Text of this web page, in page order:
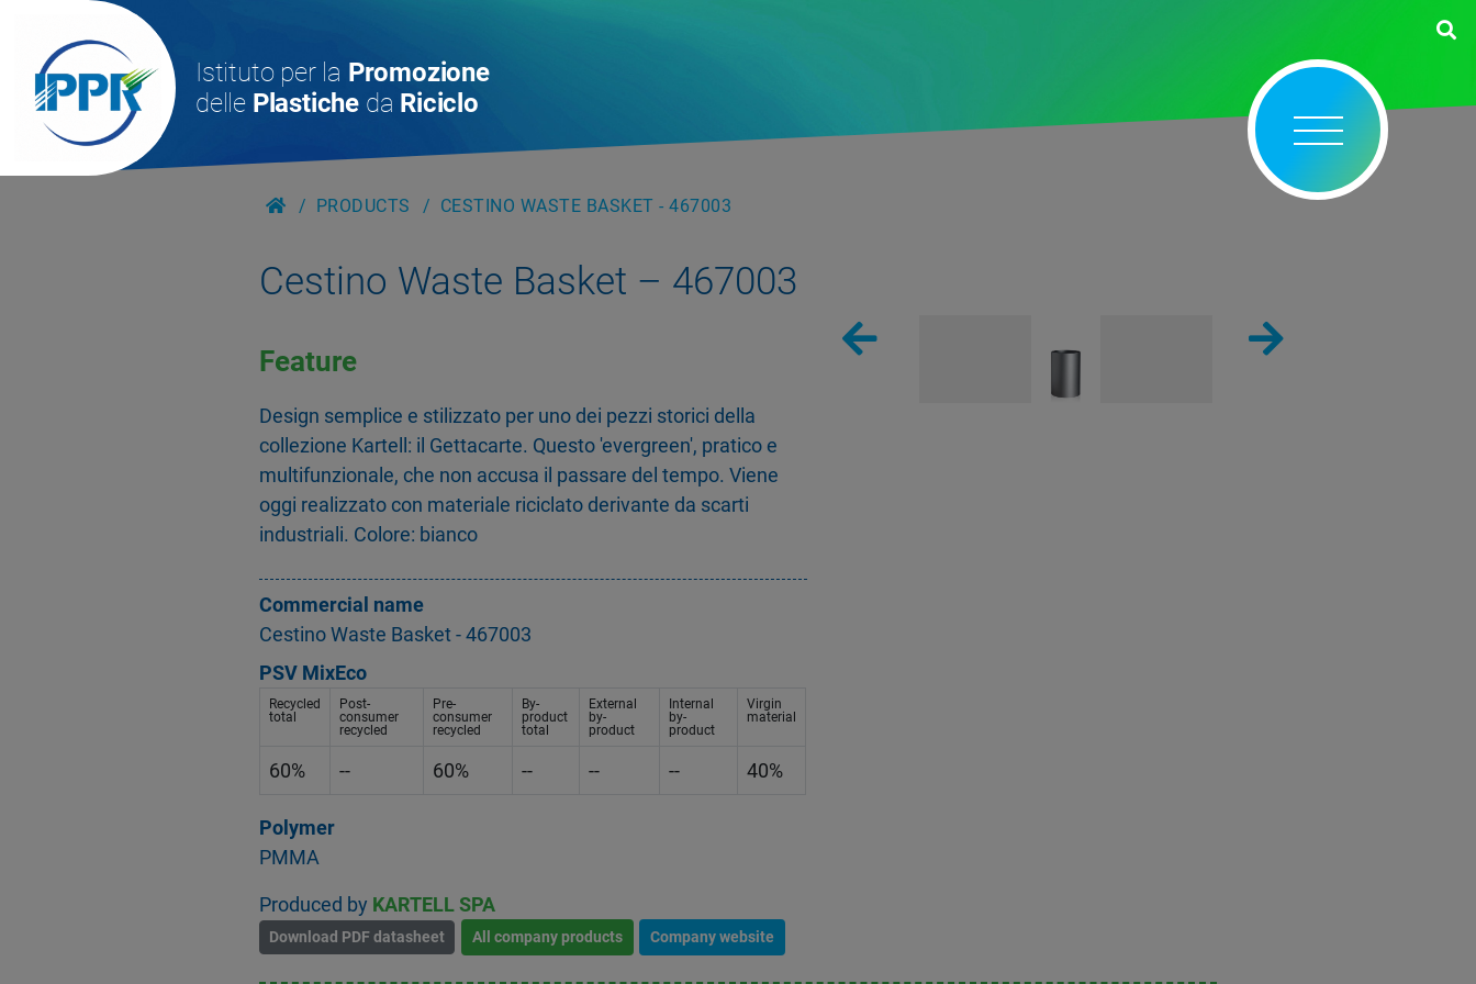
Istituto per la Promozione
delle Plastiche da Riciclo
PRODUCTS CESTINO WASTE BASKET - 467003
Cestino Waste Basket – 467003
Feature
Design semplice e stilizzato per uno dei pezzi storici della
collezione Kartell: il Gettacarte. Questo 'evergreen', pratico e
multifunzionale, che non accusa il passare del tempo. Viene
oggi realizzato con materiale riciclato derivante da scarti
industriali. Colore: bianco
Commercial name
Cestino Waste Basket - 467003
PSV MixEco
Recycled
total
Post-
consumer
recycled
Pre-
consumer
recycled
By-
product
total
External
by-
product
Internal
by-
product
Virgin
material
60% -- 60% -- -- -- 40%
Polymer
PMMA
Produced by KARTELL SPA
Download PDF datasheet All company products Company website